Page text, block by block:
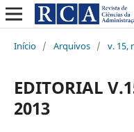
Início / Arquivos / v. 15,
EDITORIAL
2013